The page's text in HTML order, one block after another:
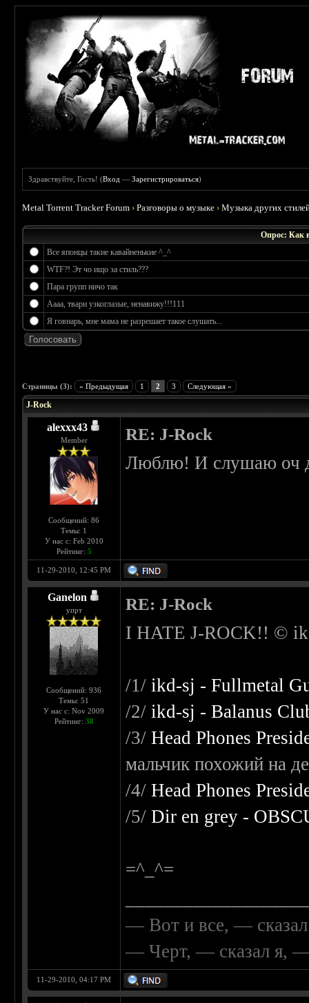
Здравствуйте, Гость! (Вход —Зарегистрироваться)
Metal Torrent Tracker Forum ›Разговоры о музыке ›Музыка других
Опрос: Как
Все японцы такие кавайненькие ^_^
WTF?! Эт чо ищо за стиль???
Пара групп ничо так
Аааа, твари узкоглазые, ненавижу!!!111
Я говнарь, мне мама не разрешает такое слушать...
Страницы (3): « Предыдущая 1 2 3 Следующая »
J-Rock
alexxx43
Member
Сообщений: 86
Темы: 1
У нас с: Feb 2010
Рейтинг: 5
RE: J-Rock
Люблю! И слушаю оч
11-29-2010, 12:45 PM
Ganelon
упрт
Сообщений: 936
Темы: 51
У нас с: Nov 2009
Рейтинг: 38
RE: J-Rock
I HATE J-ROCK!! ©
/1/ikd-sj - Fullmetal
/2/ikd-sj - Balanus
/3/Head Phones
мальчик похожий на
/4/Head Phones
/5/Dir en grey -
=^_^=
— Вот и все, —
— Черт, — сказал я, —
11-29-2010, 04:17 PM